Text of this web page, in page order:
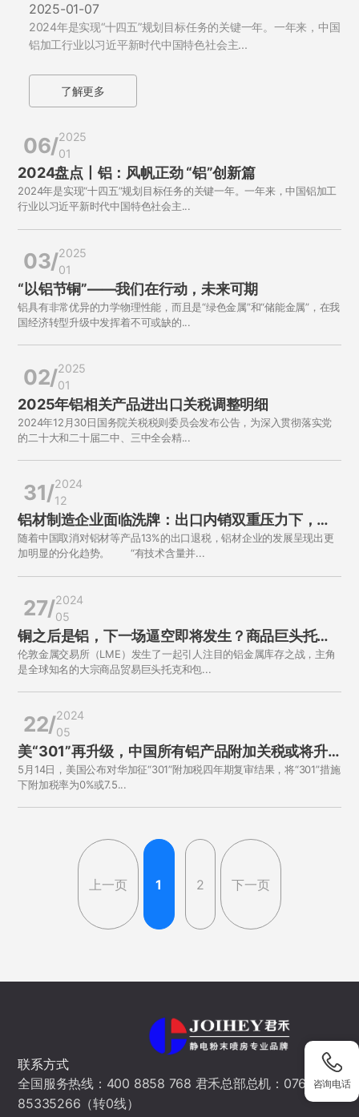
2025-01-07
2024年是实现“十四五”规划目标任务的关键一年。一年来，中国
铝加工行业以习近平新时代中国特色社会主...
了解更多
06/2025
01
2024盘点丨铝：风帆正劲 “铝”创新篇
2024年是实现“十四五”规划目标任务的关键一年。一年来，中国铝加工
行业以习近平新时代中国特色社会主...
03/2025
01
“以铝节铜”——我们在行动，未来可期
铝具有非常优异的力学物理性能，而且是“绿色金属”和“储能金属”，在我
国经济转型升级中发挥着不可或缺的...
02/2025
01
2025年铝相关产品进出口关税调整明细
2024年12月30日国务院关税税则委员会发布公告，为深入贯彻落实党
的二十大和二十届二中、三中全会精...
31/2024
12
铝材制造企业面临洗牌：出口内销双重压力下，还
有这些机遇
随着中国取消对铝材等产品13%的出口退税，铝材企业的发展呈现出更
加明显的分化趋势。 “有技术含量并...
27/2024
05
铜之后是铝，下一场逼空即将发生？商品巨头托克
VS 华尔街
伦敦金属交易所（LME）发生了一起引人注目的铝金属库存之战，主角
是全球知名的大宗商品贸易巨头托克和包...
22/2024
05
美“301”再升级，中国所有铝产品附加关税或将升
至25%
5月14日，美国公布对华加征“301”附加税四年期复审结果，将“301”措施
下附加税率为0%或7.5...
上一页 1 2 下一页
联系方式
全国服务热线：400 8858 768 君禾总部总机：0760-
85335266（转0线）
咨询电话